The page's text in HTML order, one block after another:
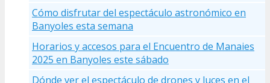
Cómo disfrutar del espectáculo astronómico en
Banyoles esta semana
Horarios y accesos para el Encuentro de Manaies
2025 en Banyoles este sábado
Dónde ver el espectáculo de drones y luces en el